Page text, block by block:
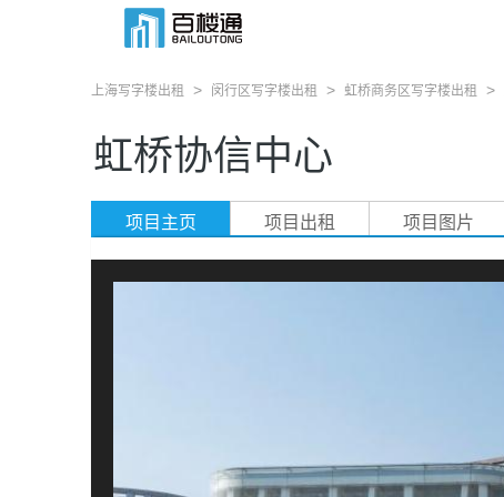
上海写字楼出租 > 闵行区写字楼出租 > 虹桥商务区写字楼出租 >
虹桥协信中心
项目主页 项目出租 项目图片